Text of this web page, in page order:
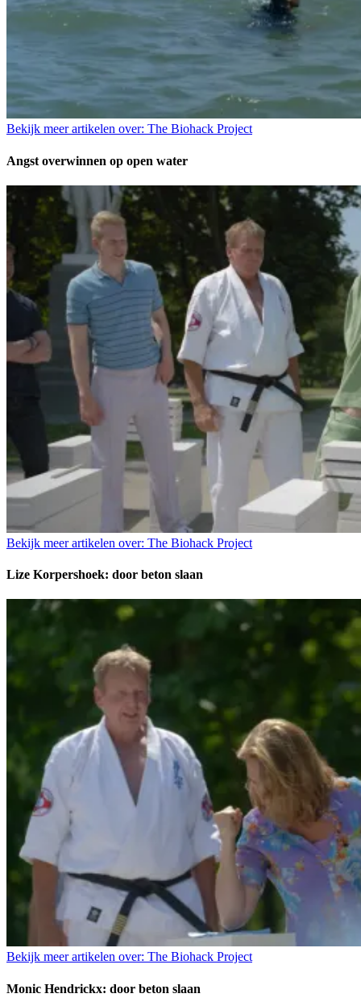
Bekijk meer artikelen over: The Biohack Project
Angst overwinnen op open water
Bekijk meer artikelen over: The Biohack Project
Lize Korpershoek: door beton slaan
Bekijk meer artikelen over: The Biohack Project
Monic Hendrickx: door beton slaan